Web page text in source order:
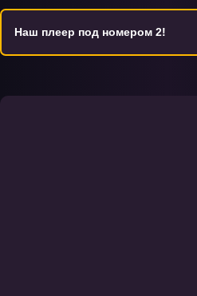
Наш плеер под номером 2!